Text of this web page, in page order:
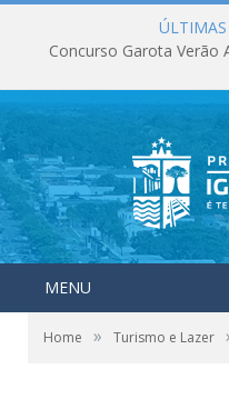
ÚLTIMAS
Concurso Garota Verão
MENU
Home » Turismo e Lazer